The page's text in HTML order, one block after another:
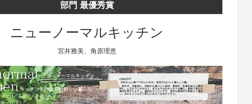
部門 最優秀賞
ニューノーマルキッチン
宮井雅美、角原理恵